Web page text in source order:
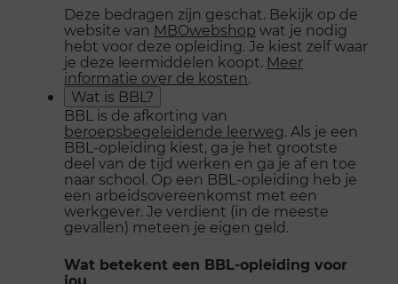
Deze bedragen zijn geschat. Bekijk op de
website van MBOwebshop wat je nodig
hebt voor deze opleiding. Je kiest zelf waar
je deze leermiddelen koopt. Meer
informatie over de kosten.
Wat is BBL?
BBL is de afkorting van
beroepsbegeleidende leerweg. Als je een
BBL-opleiding kiest, ga je het grootste
deel van de tijd werken en ga je af en toe
naar school. Op een BBL-opleiding heb je
een arbeidsovereenkomst met een
werkgever. Je verdient (in de meeste
gevallen) meteen je eigen geld.
Wat betekent een BBL-opleiding voor
jou